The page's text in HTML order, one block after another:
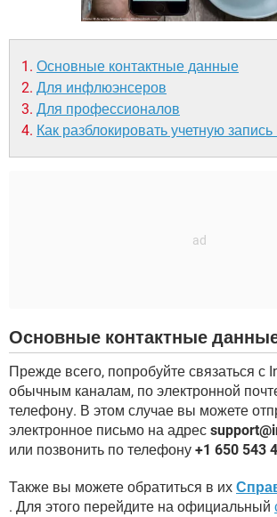
Основные контактные данные
Для инфлюэнсеров
Для профессионалов
Как разблокировать учетную
Основные контактные
Прежде всего, попробуйте связаться с
обычным каналам, по электронной
телефону. В этом случае вы можете
электронное письмо на адрес
или позвонить по телефону +1 650 543
Также вы можете обратиться в их
. Для этого перейдите на официальный